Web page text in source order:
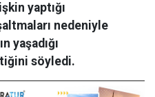
yaptığı
nedeniyle
yaşadığı
söyledi.